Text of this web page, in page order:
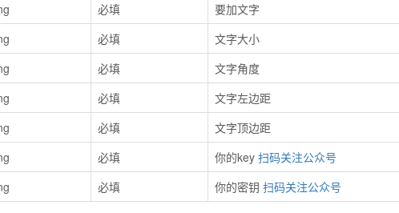
必填
要加文字
必填
文字大小
必填
文字角度
必填
文字左边距
必填
文字顶边距
必填 你的key 扫码关注公众号
必填 你的密钥 扫码关注公众号